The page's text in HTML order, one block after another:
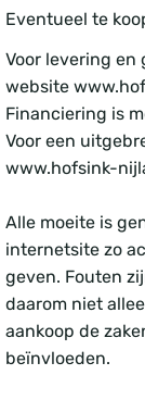
Eventueel te
Voor levering en
website
Financiering is
Voor een
www.hofsink-
Alle moeite is
internetsite zo
geven. Fouten
daarom niet
aankoop de
beïnvloeden.